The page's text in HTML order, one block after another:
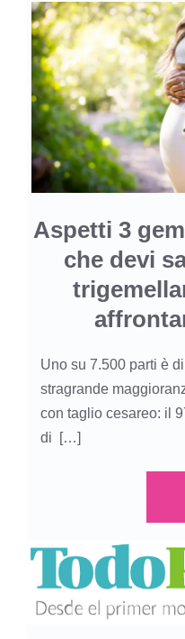
Aspetti 3
che devi
Uno su 7.500 parti è di
stragrande
con taglio cesareo: il
di […]